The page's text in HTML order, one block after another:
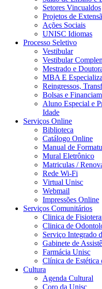
Setores Vincualdos
Projetos de
Ações Sociais
UNISC Idiomas
Processo Seletivo
Vestibular
Vestibular
Mestrado e
MBA E
Reingressos,
Bolsas e
Aluno Especial e
Idade
Serviços Online
Biblioteca
Catálogo Online
Manual de
Mural Eletrônico
Matriculas /
Rede Wi-Fi
Virtual Unisc
Webmail
Impressões Online
Serviços Comunitários
Clinica de
Clinica de
Serviço Integrado
Gabinete de
Farmácia Unisc
Clínica de Estética
Cultura
Agenda Cultural
Coro da Unisc